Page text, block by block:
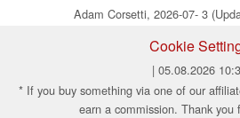
Adam Corsetti, 2026-07- 3
Cookie
| 05.08.2026
* If you buy something via one of our
earn a commission. Thank you